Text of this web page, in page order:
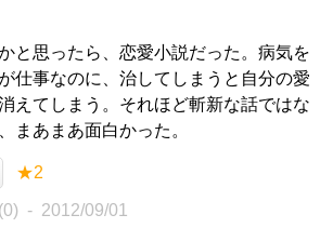
と思ったら、恋愛小説だった。病気を
仕事なのに、治してしまうと自分の愛
えてしまう。それほど斬新な話ではな
まあまあ面白かった。
★2
2012/09/01